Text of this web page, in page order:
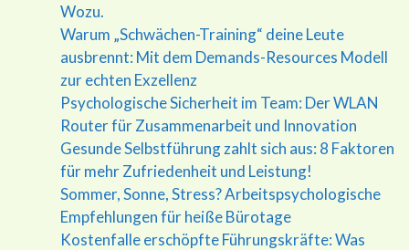
Wozu.
Warum „Schwächen-Training“ deine Leute
ausbrennt: Mit dem Demands-Resources Modell
zur echten Exzellenz
Psychologische Sicherheit im Team: Der WLAN
Router für Zusammenarbeit und Innovation
Gesunde Selbstführung zahlt sich aus: 8 Faktoren
für mehr Zufriedenheit und Leistung!
Sommer, Sonne, Stress? Arbeitspsychologische
Empfehlungen für heiße Bürotage
Kostenfalle erschöpfte Führungskräfte: Was